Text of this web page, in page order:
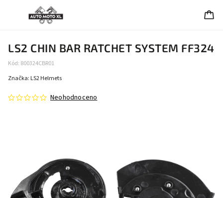
LS2 CHIN BAR RATCHET SYSTEM FF324
Kód: 800324CBR01
Neohodnoceno
Značka: LS2 Helmets